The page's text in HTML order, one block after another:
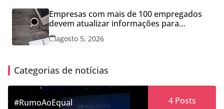
Empresas com mais de 100 empregados
devem atualizar informações para
Relatório de Transparência Salarial
agosto 5, 2026
Categorias de notícias
#RumoAoEqual 4Posts